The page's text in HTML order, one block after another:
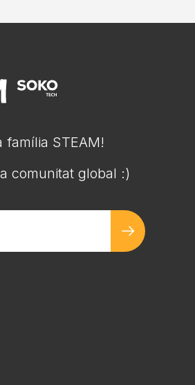
família STEAM!
comunitat global :)